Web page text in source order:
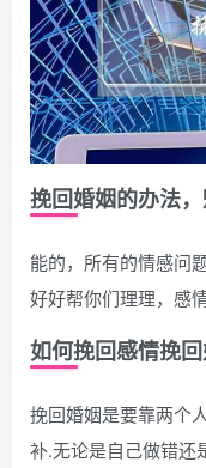
挽回婚姻的办法
能的，所有的情感问
好好帮你们理理，感
如何挽回感情挽
挽回婚姻是要靠两个
补.无论是自己做错还